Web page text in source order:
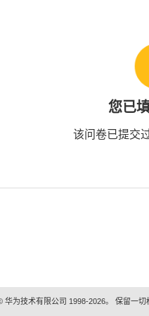
您已
该问卷已提交
华为技术有限公司 1998-2026。 保留一切